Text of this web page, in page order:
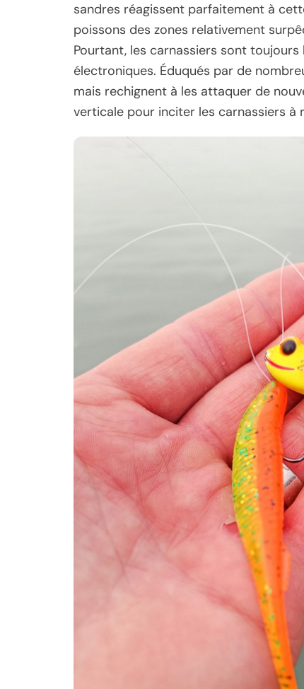
sandres réagissent parfaitement à
poissons des zones relativement
Pourtant, les carnassiers sont
électroniques. Éduqués par de
mais rechignent à les attaquer de
verticale pour inciter les carnassiers à